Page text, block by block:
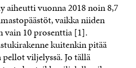
aiheutti vuonna 2018 noin 8,7
vaikka niiden
vain 10 prosenttia [1].
kuitenkin pitää
viljelyssä. Jo tällä